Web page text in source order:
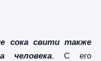
сока свити также
человека. С его